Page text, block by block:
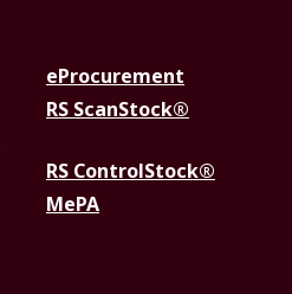
eProcurement
RS ScanStock®
RS ControlStock®
MePA